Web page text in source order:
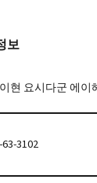
보
현 요시다군 에이
3102